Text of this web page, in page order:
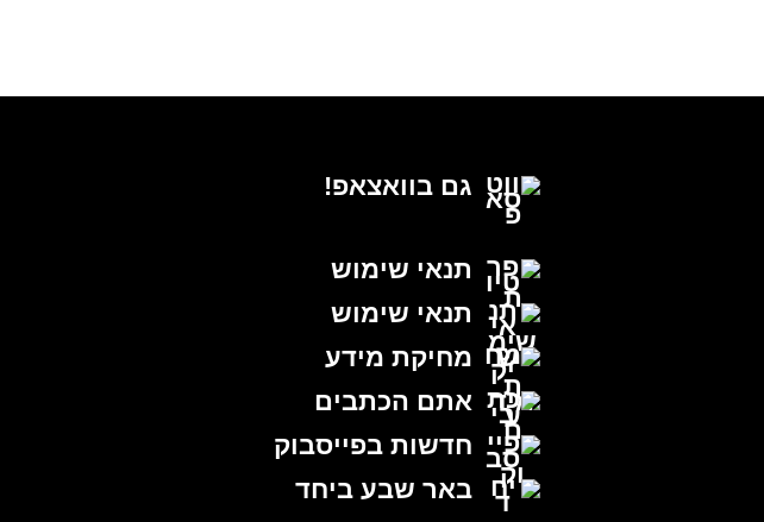
גם בוואצאפ!
תנאי שימוש
תנאי שימוש
מחיקת מידע
אתם הכתבים
חדשות בפייסבוק
באר שבע ביחד